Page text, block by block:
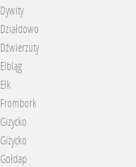
Dywity
Działdowo
Dźwierzuty
Elbląg
Ełk
Frombork
Gizycko
Giżycko
Gołdap